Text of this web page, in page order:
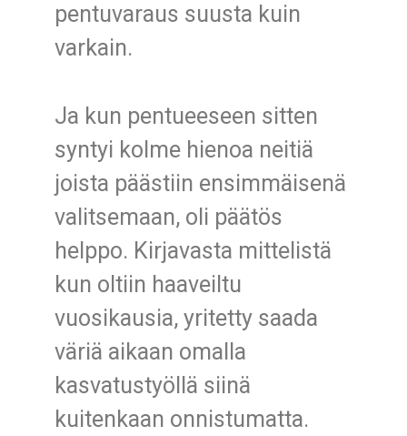
pentuvaraus suusta kuin
varkain.
Ja kun pentueeseen sitten
syntyi kolme hienoa neitiä
joista päästiin ensimmäisenä
valitsemaan, oli päätös
helppo. Kirjavasta mittelistä
kun oltiin haaveiltu
vuosikausia, yritetty saada
väriä aikaan omalla
kasvatustyöllä siinä
kuitenkaan onnistumatta.